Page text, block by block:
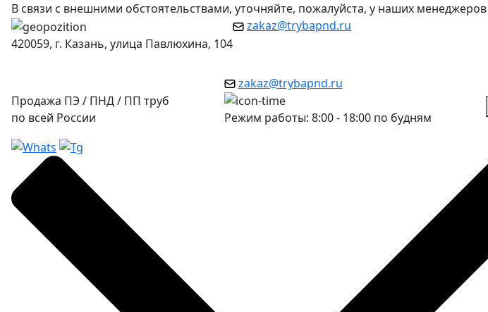
В связи с внешними обстоятельствами, уточняйте, пожалуйста, у наших
420059, г. Казань, улица Павлюхина, 104
zakaz@trybapnd.ru
Продажа ПЭ / ПНД / ПП труб
по всей России
zakaz@trybapnd.ru
Режим работы: 8:00 - 18:00 по будням